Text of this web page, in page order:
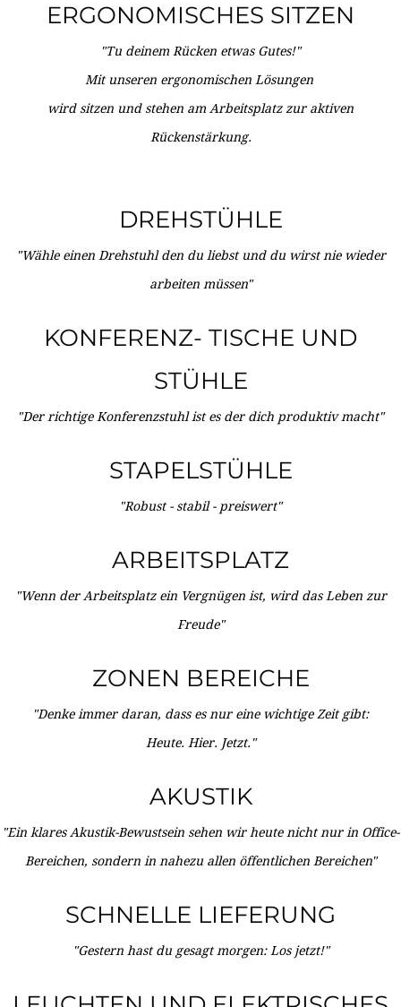
ERGONOMISCHES SITZEN
"Tu deinem Rücken etwas Gutes!"
Mit unseren ergonomischen Lösungen
wird sitzen und stehen am Arbeitsplatz zur aktiven
Rückenstärkung.
DREHSTÜHLE
"Wähle einen Drehstuhl den du liebst und du wirst nie wieder
arbeiten müssen"
KONFERENZ- TISCHE UND
STÜHLE
"Der richtige Konferenzstuhl ist es der dich produktiv macht"
STAPELSTÜHLE
"Robust - stabil - preiswert"
ARBEITSPLATZ
"Wenn der Arbeitsplatz ein Vergnügen ist, wird das Leben zur
Freude"
ZONEN BEREICHE
"Denke immer daran, dass es nur eine wichtige Zeit gibt:
Heute. Hier. Jetzt."
AKUSTIK
"Ein klares Akustik-Bewustsein sehen wir heute nicht nur in Office-
Bereichen, sondern in nahezu allen öffentlichen Bereichen"
SCHNELLE LIEFERUNG
"Gestern hast du gesagt morgen: Los jetzt!"